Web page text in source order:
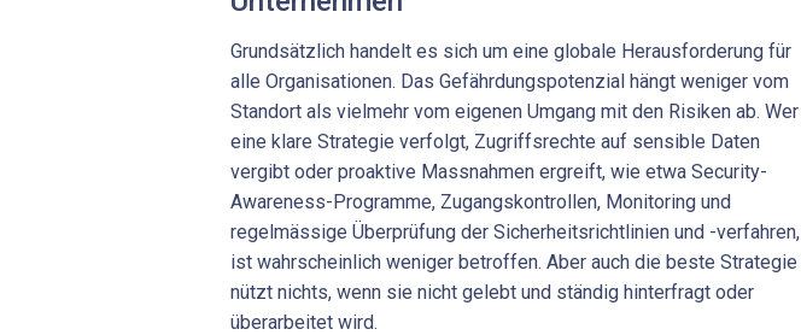
Grundsätzlich handelt es sich um eine globale Herausforderung für
alle Organisationen. Das Gefährdungspotenzial hängt weniger vom
Standort als vielmehr vom eigenen Umgang mit den Risiken ab. Wer
eine klare Strategie verfolgt, Zugriffsrechte auf sensible Daten
vergibt oder proaktive Massnahmen ergreift, wie etwa Security-
Awareness-Programme, Zugangskontrollen, Monitoring und
regelmässige Überprüfung der Sicherheitsrichtlinien und -verfahren,
ist wahrscheinlich weniger betroffen. Aber auch die beste Strategie
nützt nichts, wenn sie nicht gelebt und ständig hinterfragt oder
überarbeitet wird.